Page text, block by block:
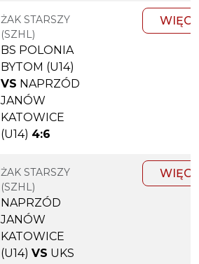
ŻAK STARSZY
(SZHL)
BS POLONIA
BYTOM (U14)
VS NAPRZÓD
JANÓW
KATOWICE
(U14) 4:6
ŻAK STARSZY
(SZHL)
NAPRZÓD
JANÓW
KATOWICE
(U14) VS UKS